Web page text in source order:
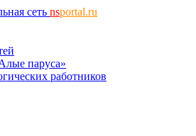
сеть nsportal.ru
паруса»
работников